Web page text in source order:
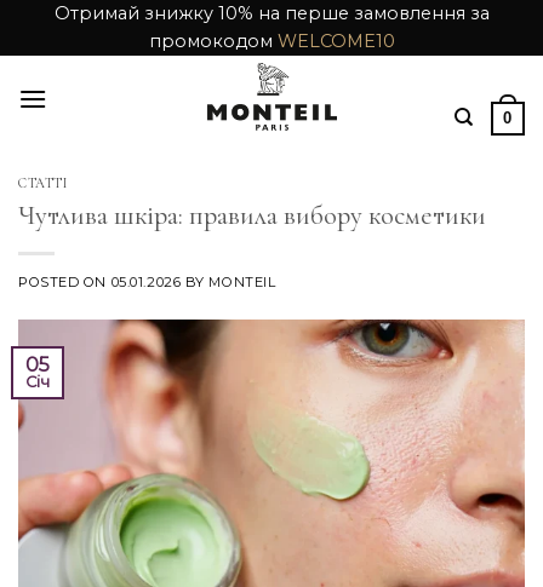
Отримай знижку 10% на перше замовлення за
промокодом WELCOME10
0
СТАТТІ
Чутлива шкіра: правила вибору косметики
POSTED ON 05.01.2026 BY MONTEIL
05
Січ